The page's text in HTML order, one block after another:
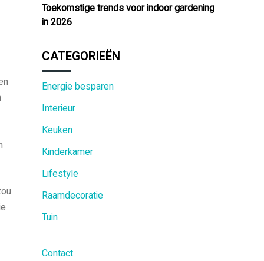
Toekomstige trends voor indoor gardening
in 2026
CATEGORIEËN
Energie besparen
Interieur
Keuken
Kinderkamer
Lifestyle
Raamdecoratie
Tuin
Contact